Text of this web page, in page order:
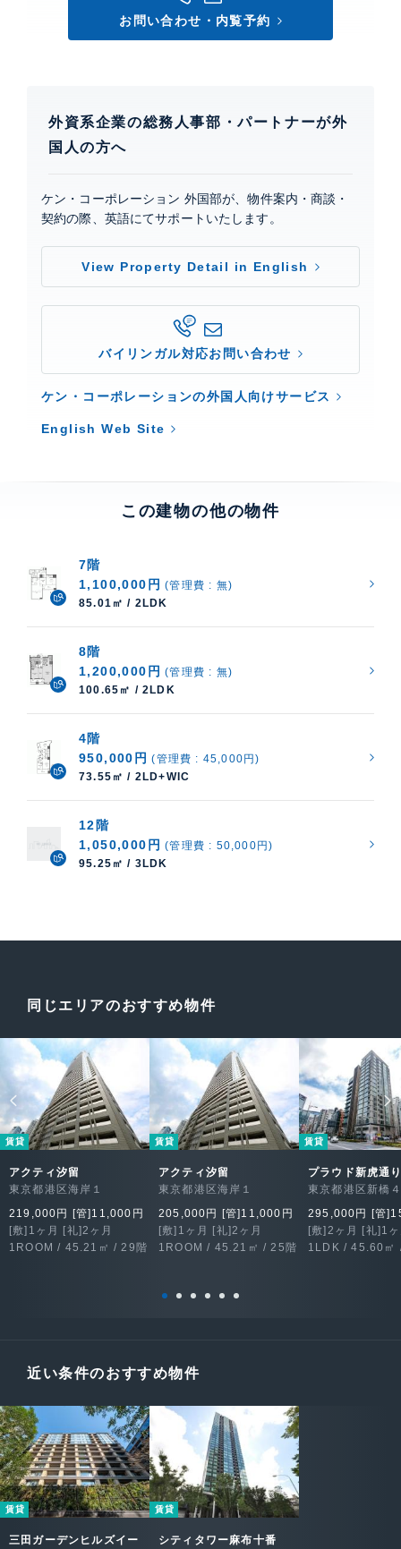
ック、 TVモニター付きインターホン、 防犯カメラ、
24時間有人管理、 インターネット基本使用料無料(つな
三田ガーデンヒルズイーストヒル
建物詳細
お問い合わせ・内覧予約
外資系企業の総務人事部・パートナーが外
国人の方へ
ケン・コーポレーション 外国部が、物件案内・商談・
契約の際、英語にてサポートいたします。
View Property Detail in English
バイリンガル対応お問い合わせ
ケン・コーポレーションの外国人向けサービス
English Web Site
この建物の他の物件
7階
1,100,000円 (管理費 : 無)
85.01㎡ / 2LDK
8階
1,200,000円 (管理費 : 無)
100.65㎡ / 2LDK
4階
950,000円 (管理費 : 45,000円)
73.55㎡ / 2LD+WIC
12階
1,050,000円 (管理費 : 50,000円)
95.25㎡ / 3LDK
同じエリアのおすすめ物件
賃貸
アクティ汐留
東京都港区海岸１
219,000円 [管]11,000円
[敷]1ヶ月 [礼]2ヶ月
1ROOM / 45.21㎡ / 29階
賃貸
アクティ汐留
東京都港区海岸１
205,000円 [管]11,000円
[敷]1ヶ月 [礼]2ヶ月
1ROOM / 45.21㎡ / 25階
賃貸
プラウド新虎通
東京都港区新橋
295,000円 [管
[敷]2ヶ月 [礼]1
1LDK / 45.60㎡
近い条件のおすすめ物件
賃貸
三田ガーデンヒルズイー
賃貸
シティタワー麻布十番